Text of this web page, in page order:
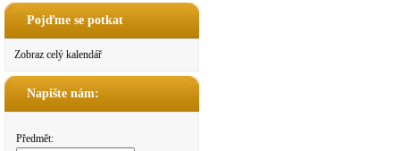
Pojďme se potkat
Zobraz celý kalendář
Napište nám:
Předmět: